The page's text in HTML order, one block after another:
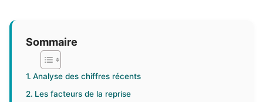
Sommaire
Analyse des chiffres récents
Les facteurs de la reprise